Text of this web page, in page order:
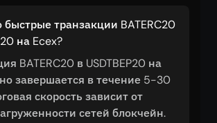
быстрые транзакции BATERC20
на Ecex?
BATERC20 в USDTBEP20 на
завершается в течение 5-30
скорость зависит от
сетей блокчейн.